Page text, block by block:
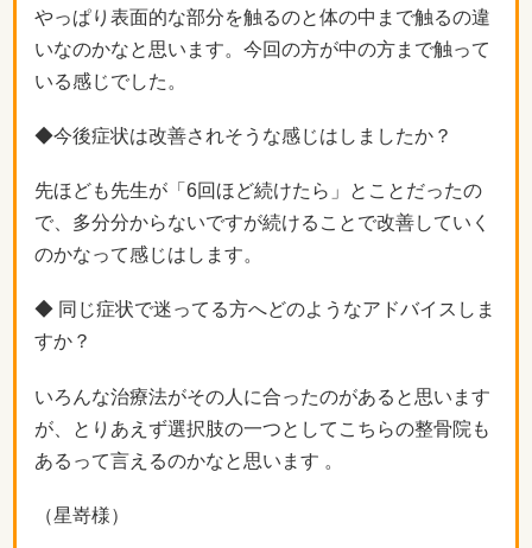
やっぱり表面的な部分を触るのと体の中まで触るの違
いなのかなと思います。今回の方が中の方まで触って
いる感じでした。
◆今後症状は改善されそうな感じはしましたか？
先ほども先生が「6回ほど続けたら」とことだったの
で、多分分からないですが続けることで改善していく
のかなって感じはします。
◆ 同じ症状で迷ってる方へどのようなアドバイスしま
すか？
いろんな治療法がその人に合ったのがあると思います
が、とりあえず選択肢の一つとしてこちらの整骨院も
あるって言えるのかなと思います 。
（星嵜様）